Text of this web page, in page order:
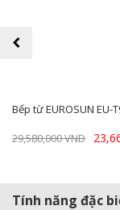
Bếp từ EUROSUN EU-
29,580,000 VND
prev
Tính năng đặc